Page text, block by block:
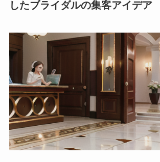
したブライダルの集客アイデア